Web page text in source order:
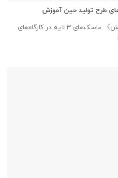
حمایت از طرح 《تولید حین آموزش》 ماسک‌های ۳ لایه در کارگاه‌های